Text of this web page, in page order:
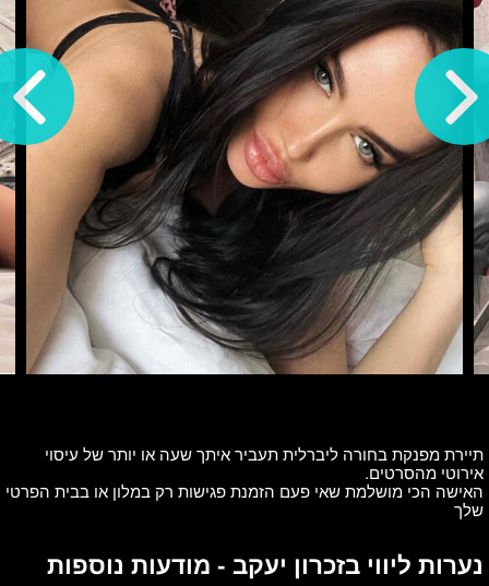
תיירת מפנקת בחורה ליברלית תעביר איתך שעה או יותר של עיסוי
אירוטי מהסרטים.
האישה הכי מושלמת שאי פעם הזמנת פגישות רק במלון או בבית הפרטי
שלך
נערות ליווי בזכרון יעקב - מודעות נוספות